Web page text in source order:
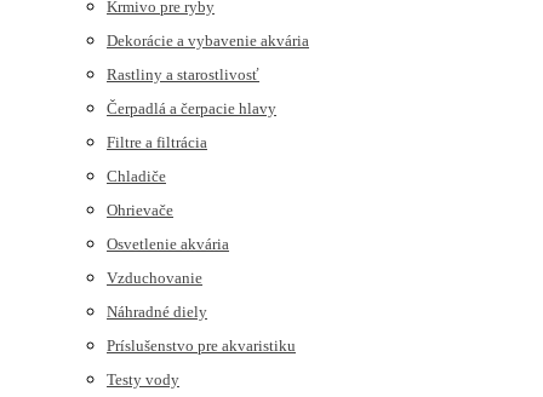
Krmivo pre ryby
Dekorácie a vybavenie akvária
Rastliny a starostlivosť
Čerpadlá a čerpacie hlavy
Filtre a filtrácia
Chladiče
Ohrievače
Osvetlenie akvária
Vzduchovanie
Náhradné diely
Príslušenstvo pre akvaristiku
Testy vody